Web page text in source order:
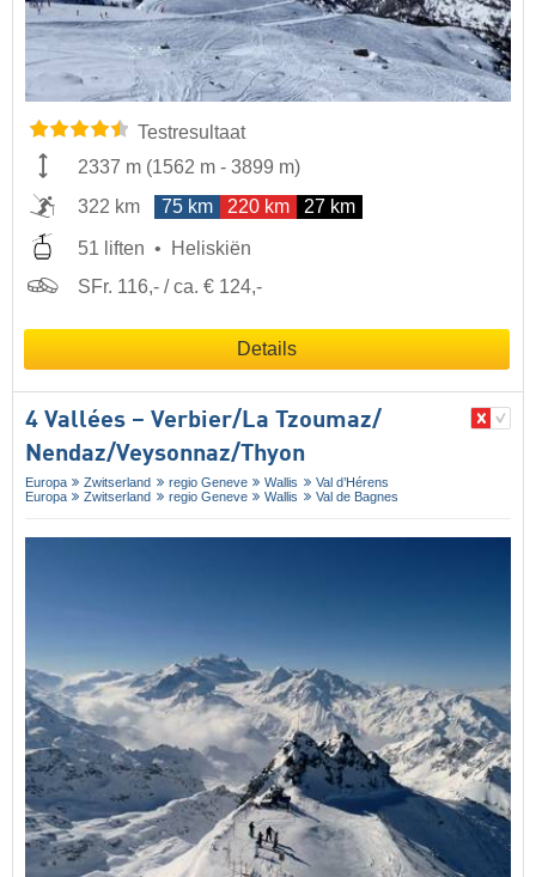
Testresultaat
2337 m (1562 m - 3899 m)
322 km
75 km 220 km 27 km
51 liften
Heliskiën
SFr. 116,- / ca. € 124,-
Details
4 Vallées – Verbier/​La Tzoumaz/​
Nendaz/​Veysonnaz/​Thyon
Europa Zwitserland regio Geneve Wallis
Val d’Hérens
Europa
Zwitserland regio Geneve Wallis Val de Bagnes